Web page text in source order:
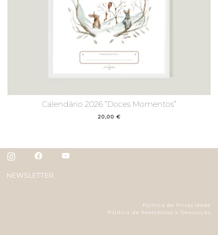
Calendário 2026 “Doces Momentos”
20,00 €
NEWSLETTER
Política de Privacidade
Política de Reembolso e Devolução